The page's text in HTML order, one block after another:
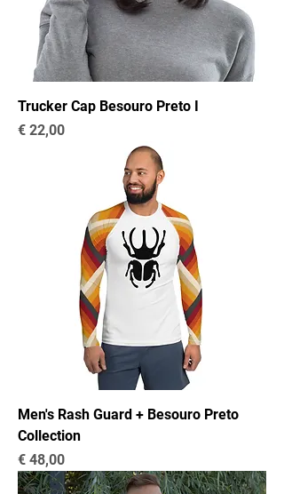
Trucker Cap Besouro Preto I
Preço
€ 22,00
Men's Rash Guard + Besouro Preto
Collection
Preço
€ 48,00